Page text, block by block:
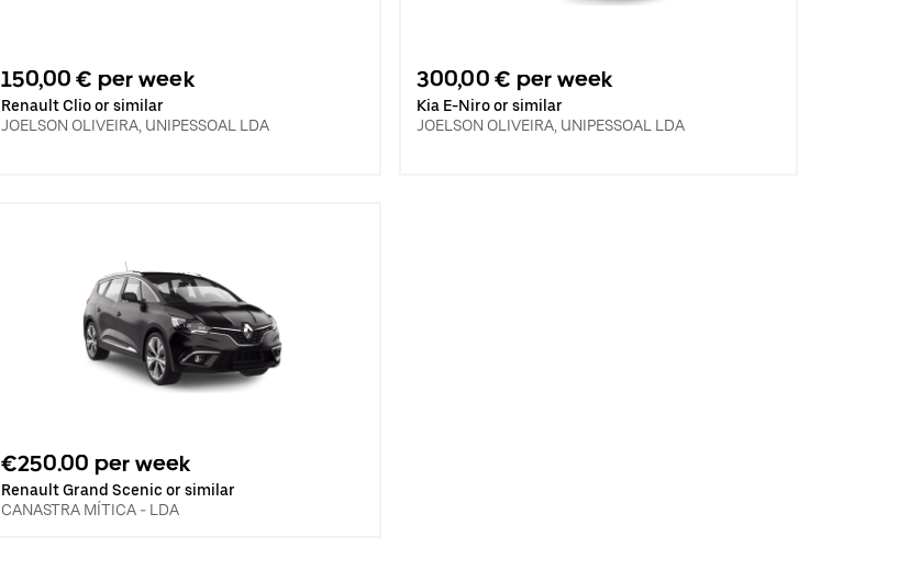
150,00 € per week
Renault Clio or similar
JOELSON OLIVEIRA, UNIPESSOAL LDA
300,00 € per week
Kia E-Niro or similar
JOELSON OLIVEIRA, UNIPESSOAL LDA
€250.00 per week
Renault Grand Scenic or similar
CANASTRA MÍTICA - LDA